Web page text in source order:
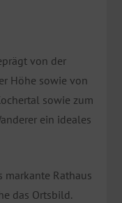
von der
Höhe sowie von
sowie zum
ein ideales
Rathaus
das Ortsbild.